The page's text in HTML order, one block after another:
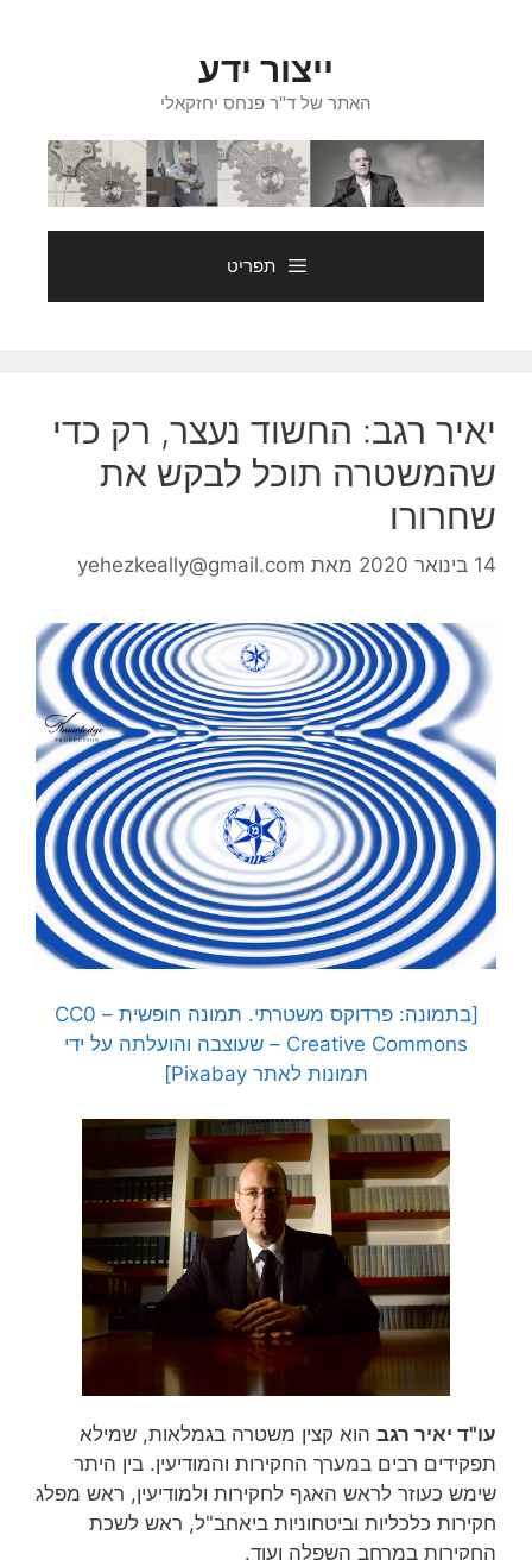
ייצור ידע
האתר של ד"ר פנחס יחזקאלי
תפריט
יאיר רגב: החשוד נעצר, רק כדי
שהמשטרה תוכל לבקש את
שחרורו
14 בינואר 2020 מאת yehezkeally@gmail.com
[בתמונה: פרדוקס משטרתי. תמונה חופשית – CC0
Creative Commons – שעוצבה והועלתה על ידי
תמונות לאתר Pixabay]
עו"ד יאיר רגב הוא קצין משטרה בגמלאות, שמילא
תפקידים רבים במערך החקירות והמודיעין. בין היתר
שימש כעוזר לראש האגף לחקירות ולמודיעין, ראש מפלג
חקירות כלכליות וביטחוניות ביאחב"ל, ראש לשכת
החקירות במרחב השפלה ועוד.